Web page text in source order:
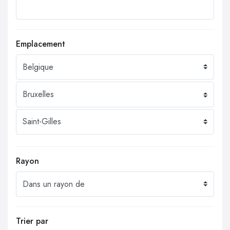
Emplacement
Rayon
Trier par